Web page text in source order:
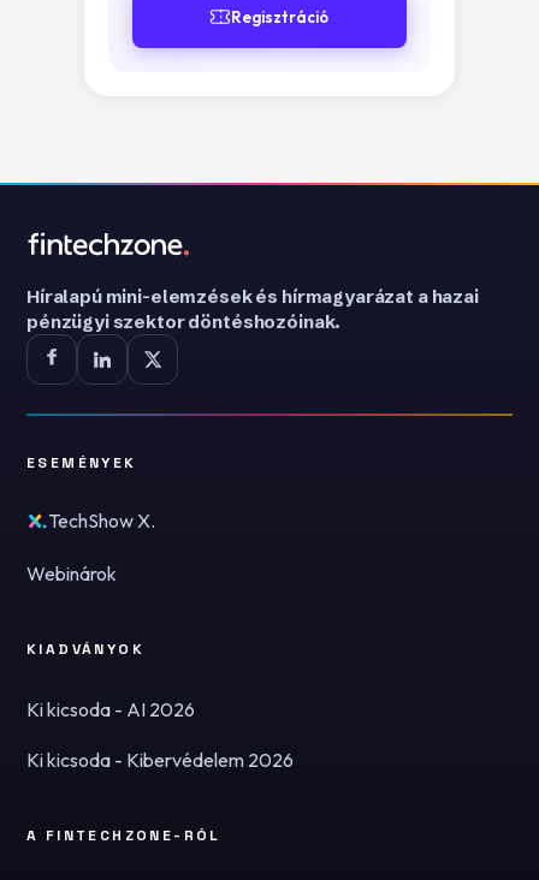
Regisztráció
Híralapú mini-elemzések és hírmagyarázat a hazai
pénzügyi szektor döntéshozóinak.
ESEMÉNYEK
TechShow X.
Webinárok
KIADVÁNYOK
Ki kicsoda - AI 2026
Ki kicsoda - Kibervédelem 2026
A FINTECHZONE-RÓL